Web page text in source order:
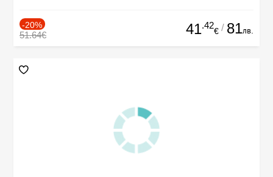
-20%
51.64€ 41.42
€ / 81лв.